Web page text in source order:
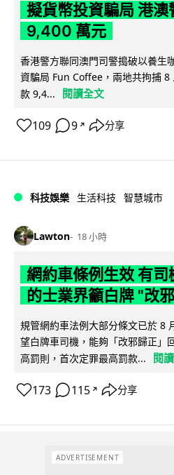
擬貨幣投資騙局 港澳
9,400 萬元
香港警方聯同澳門司警搗破以養生
資騙局 Fun Coffee，兩地共拘捕
款 9,4...
閱讀全文
109 9 ↗ 分享
科技娛樂 生活科技 智慧城市
Lawton 18 小時
網約車條例生效 有
的士業界籲白牌 "改
規管網約車法例大部分條文已於 8
望白牌車司機，能夠「改邪歸正」
高罰則，首次定罪最高罰款...
閱
173 115 ↗ 分享
ADVERTISEMENT